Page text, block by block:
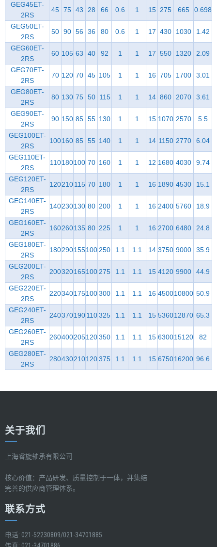
GEG45ET-
2RS
45 75 43 28 66 0.6 1 15 275 665 0.698
GEG50ET-
2RS
50 90 56 36 80 0.6 1 17 430 1030 1.42
GEG60ET-
2RS
60 105 63 40 92 1 1 17 550 1320 2.09
GEG70ET-
2RS
70 120 70 45 105 1 1 16 705 1700 3.01
GEG80ET-
2RS
80 130 75 50 115 1 1 14 860 2070 3.61
GEG90ET-
2RS
90 150 85 55 130 1 1 15 1070 2570 5.5
GEG100ET-
2RS
100160 85 55 140 1 1 14 1150 2770 6.04
GEG110ET-
2RS
110180100 70 160 1 1 12 1680 4030 9.74
GEG120ET-
2RS
120210115 70 180 1 1 16 1890 4530 15.1
GEG140ET-
2RS
140230130 80 200 1 1 16 2400 5760 18.9
GEG160ET-
2RS
160260135 80 225 1 1 16 2700 6480 24.8
GEG180ET-
2RS
180290155100250 1.1 1.1 14 3750 9000 35.9
GEG200ET-
2RS
200320165100275 1.1 1.1 15 4120 9900 44.9
GEG220ET-
2RS
220340175100300 1.1 1.1 16 450010800 50.9
GEG240ET-
2RS
240370190110 325 1.1 1.1 15 536012870 65.3
GEG260ET-
2RS
260400205120350 1.1 1.1 15 630015120 82
GEG280ET-
2RS
280430210120375 1.1 1.1 15 675016200 96.6
关于我们
上海睿旋轴承有限公司
核心价值：产品研发、质量控制于一体，并集结
完善的供应商管理体系。
联系方式
电话: 021-52230809/021-34701885